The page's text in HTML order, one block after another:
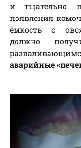
и тщательно
появления
ёмкость с
должно
аварийные